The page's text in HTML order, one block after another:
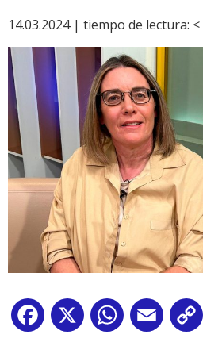
14.03.2024 | tiempo de lectura: <
Facebook
X WhatsApp
Email